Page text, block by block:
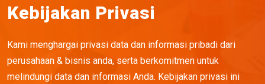
Kebijakan Privasi
Kami menghargai privasi data dan informasi pribadi dari
perusahaan & bisnis anda, serta berkomitmen untuk
melindungi data dan informasi Anda. Kebijakan privasi ini